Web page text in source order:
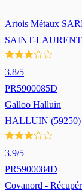
Artois Métaux
SAINT-
3.8/5
PR5900085D
Galloo Halluin
HALLUIN (59250)
3.9/5
PR5900084D
Covanord -